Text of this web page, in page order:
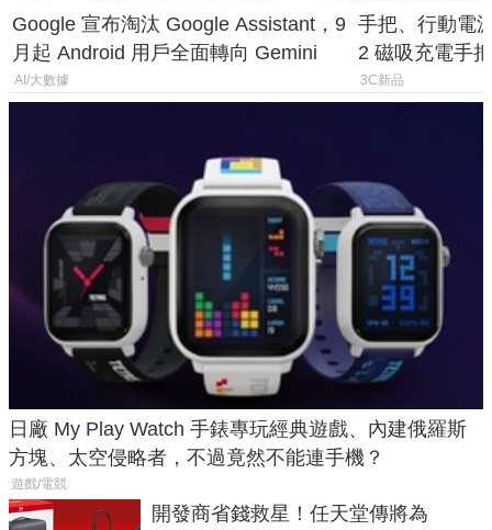
Google 宣布淘汰 Google Assistant，9
月起 Android 用戶全面轉向 Gemini
AI/大數據
手把、行動電
2 磁吸充電手
倍
3C新品
日廠 My Play Watch 手錶專玩經典遊戲、內建俄羅斯
方塊、太空侵略者，不過竟然不能連手機？
遊戲/電競
開發商省錢救星！任天堂傳將為